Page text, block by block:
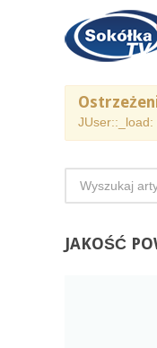
JUser::_load:
JAKOŚĆ